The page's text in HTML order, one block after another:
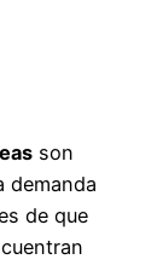
son
demanda
de que